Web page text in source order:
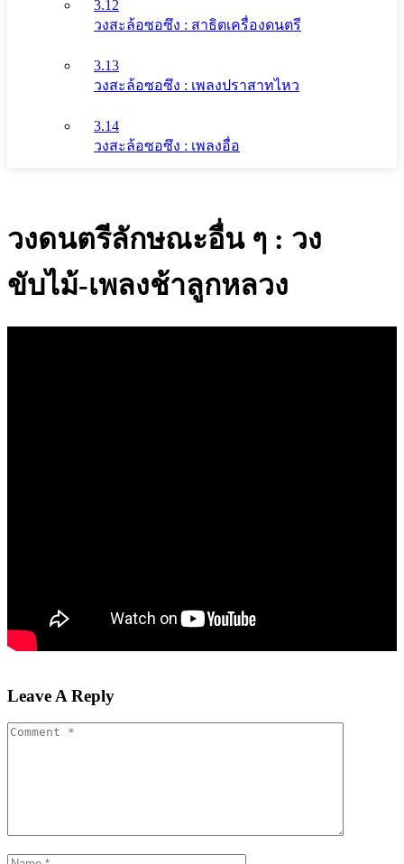
3.12
วงสะล้อซอซึง : สาธิตเครื่องดนตรี
3.13
วงสะล้อซอซึง : เพลงปราสาทไหว
3.14
วงสะล้อซอซึง : เพลงอื่อ
วงดนตรีลักษณะอื่น ๆ : วง
ขับไม้-เพลงช้าลูกหลวง
Leave A Reply